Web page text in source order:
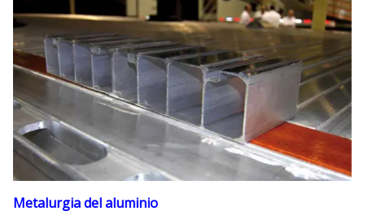
Metalurgia del aluminio